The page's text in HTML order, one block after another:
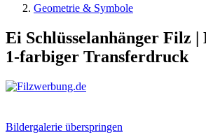
Geometrie & Symbole
Ei Schlüsselanhänger Filz |
1-farbiger Transferdruck
Bildergalerie überspringen